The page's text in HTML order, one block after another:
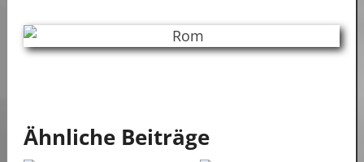
Ähnliche Beiträge